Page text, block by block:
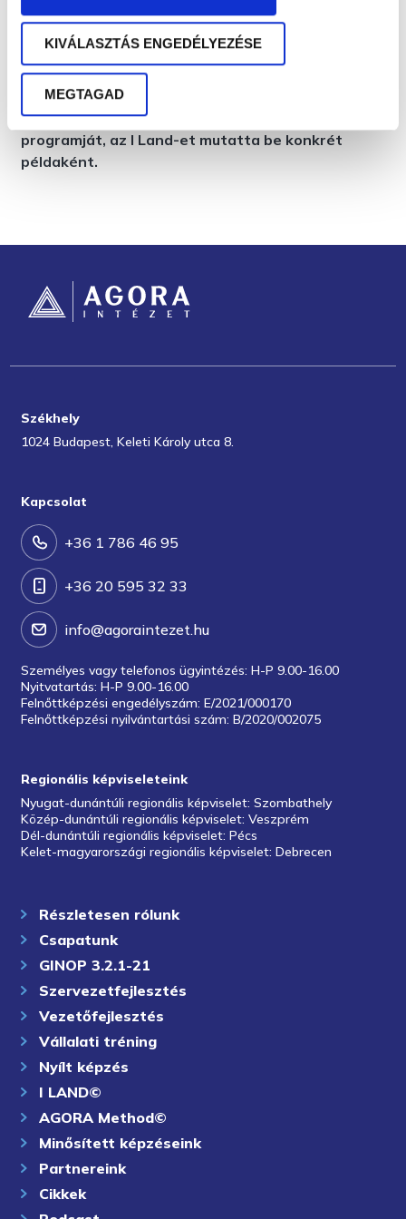
KIVÁLASZTÁS ENGEDÉLYEZÉSE
MEGTAGAD
programok?” témakörét járták körbe az előadók.
Az eseményen Pintér Tamás, az AGORA Intézet
ügyvezetője, senior tréner-tanácsadója a
gamifikációról, a munkaerő-megtartás egyik
eszközének fontosságáról adott elő. Az AGORA
Intézet saját, online gamifikált készségfejlesztő
programját, az I Land-et mutatta be konkrét
példaként.
Székhely
1024 Budapest, Keleti Károly utca 8.
Kapcsolat
+36 1 786 46 95
+36 20 595 32 33
info@agoraintezet.hu
Személyes vagy telefonos ügyintézés: H-P 9.00-16.00
Nyitvatartás: H-P 9.00-16.00
Felnőttképzési engedélyszám: E/2021/000170
Felnőttképzési nyilvántartási szám: B/2020/002075
Regionális képviseleteink
Nyugat-dunántúli regionális képviselet: Szombathely
Közép-dunántúli regionális képviselet: Veszprém
Dél-dunántúli regionális képviselet: Pécs
Kelet-magyarországi regionális képviselet: Debrecen
Részletesen rólunk
Csapatunk
GINOP 3.2.1-21
Szervezetfejlesztés
Vezetőfejlesztés
Vállalati tréning
Nyílt képzés
I LAND©
AGORA Method©
Minősített képzéseink
Partnereink
Cikkek